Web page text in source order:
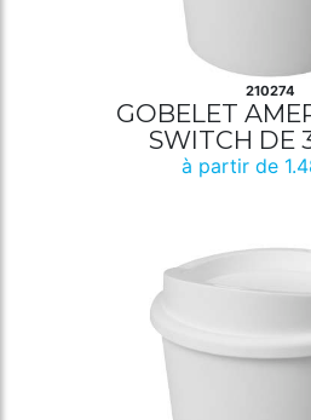
210274
GOBELET
SWITCH DE
à partir de